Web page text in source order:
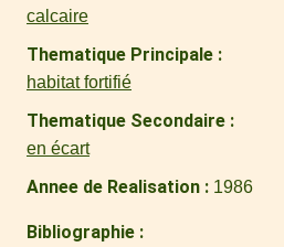
calcaire
Thematique Principale
habitat fortifié
Thematique Secondaire
en écart
Annee de Realisation 1986
Bibliographie